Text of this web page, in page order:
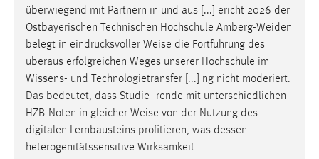
überwiegend mit Partnern in und aus [...] ericht 2026 der
Ostbayerischen Technischen Hochschule Amberg-Weiden
belegt in eindrucksvoller Weise die Fortführung des
überaus erfolgreichen Weges unserer Hochschule im
Wissens- und Technologietransfer [...] ng nicht moderiert.
Das bedeutet, dass Studie- rende mit unterschiedlichen
HZB-Noten in gleicher Weise von der Nutzung des
digitalen Lernbausteins profitieren, was dessen
heterogenitätssensitive Wirksamkeit
Google Ads
Name:
Anbieter:
Google Ireland Limited
Zweck: